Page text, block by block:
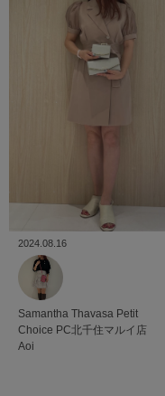
2024.08.16
Samantha Thavasa Petit
Choice PC北千住マルイ店
Aoi